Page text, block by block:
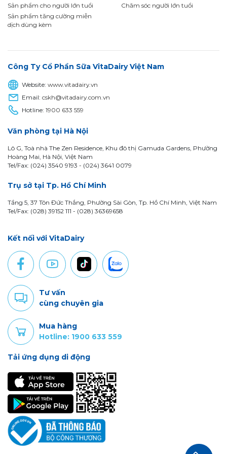
Sản phẩm cho người lớn tuổi
Sản phẩm tăng cường miễn
dịch dùng kèm
Chăm sóc người lớn tuổi
Công Ty Cổ Phần Sữa VitaDairy Việt Nam
Website:www.vitadairy.vn
Email:cskh@vitadairy.com.vn
Hotline:1900 633 559
Văn phòng tại Hà Nội
Lô G, Toà nhà The Zen Residence, Khu đô thị Gamuda Gardens, Phường
Hoàng Mai, Hà Nội, Việt Nam
Tel/Fax: (024) 3540 9193 - (024) 3641 0079
Trụ sở tại Tp. Hồ Chí Minh
Tầng 5, 37 Tôn Đức Thắng, Phường Sài Gòn, Tp. Hồ Chí Minh, Việt Nam
Tel/Fax: (028) 39152 111 - (028) 36369658
Kết nối với VitaDairy
Tư vấn
cùng chuyên gia
Mua hàng
Hotline: 1900 633 559
Tải ứng dụng di động